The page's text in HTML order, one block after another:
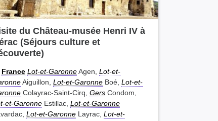
du Château-musée Henri IV à
(Séjours culture et
France Lot-et-GaronneAgen, Lot-et-
Aiguillon, Lot-et-Garonne Boé, Lot-et-
Colayrac-Saint-Cirq, Gers Condom,
et-Garonne Estillac, Lot-et-Garonne
Lot-et-Garonne Layrac, Lot-et-